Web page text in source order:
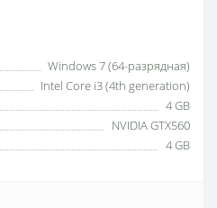
Windows 7 (64-разрядная)
Intel Core i3 (4th generation)
4 GB
NVIDIA GTX560
4 GB